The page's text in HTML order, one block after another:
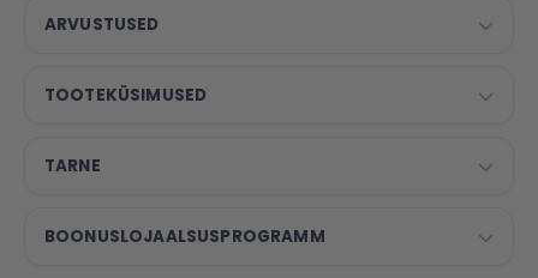
ARVUSTUSED
TOOTEKÜSIMUSED
TARNE
BOONUSLOJAALSUSPROGRAMM